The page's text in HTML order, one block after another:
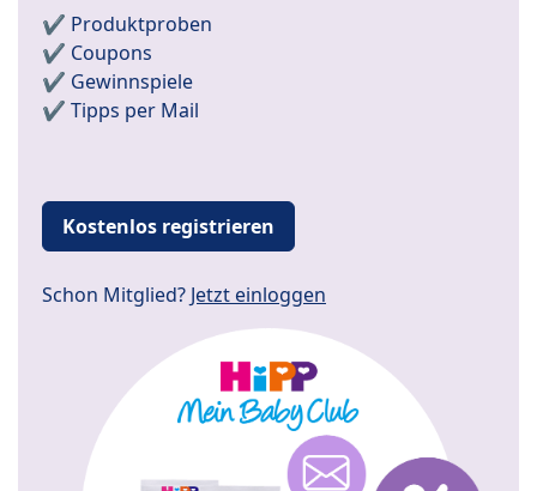
✔️ Produktproben
✔️ Coupons
✔️ Gewinnspiele
✔️ Tipps per Mail
Kostenlos registrieren
Schon Mitglied? Jetzt einloggen